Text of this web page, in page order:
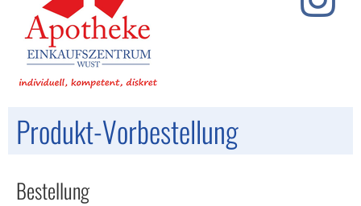
Produkt-Vorbestellung
Bestellung